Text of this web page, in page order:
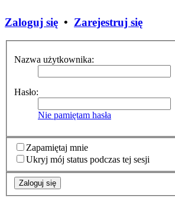
Zaloguj się • Zarejestruj się
Nazwa użytkownika:
Hasło:
Nie pamiętam hasła
Zapamiętaj mnie
Ukryj mój status podczas tej sesji